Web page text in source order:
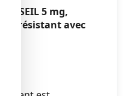
5 mg,
résistant avec